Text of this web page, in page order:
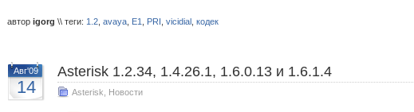
автор igorg \\ теги: 1.2 avaya E1 PRI vicidial кодек
Авг'09
14
Asterisk 1.2.34, 1.4.26.1, 1.6.0.13 и 1.6.1.4
Asterisk Новости